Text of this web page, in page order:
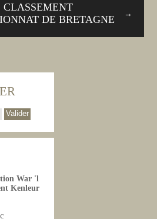
→
CLASSEMENT
DE BRETAGNE
War 'l
Kenleur